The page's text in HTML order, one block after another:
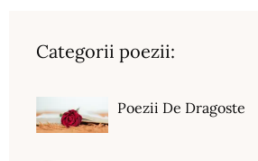
Categorii poezii:
Poezii De Dragoste